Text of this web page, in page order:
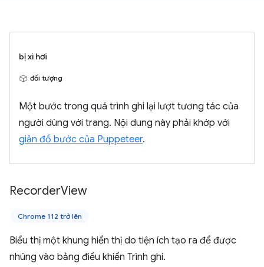
bị xì hơi
đối tượng
Một bước trong quá trình ghi lại lượt tương tác của
người dùng với trang. Nội dung này phải khớp với
giản đồ bước của Puppeteer.
RecorderView
Chrome 112 trở lên
Biểu thị một khung hiển thị do tiện ích tạo ra để được
nhúng vào bảng điều khiển Trình ghi.